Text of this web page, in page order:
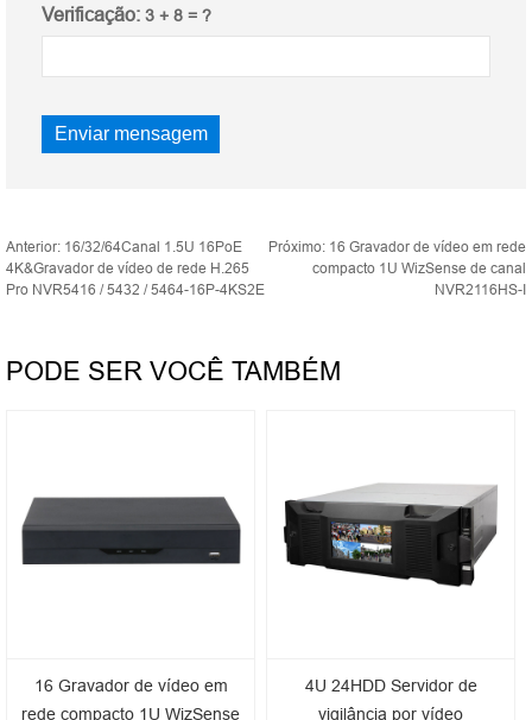
Verificação: 3 + 8 = ?
Anterior: 16/32/64Canal 1.5U 16PoE
4K&Gravador de vídeo de rede H.265
Pro NVR5416 / 5432 / 5464-16P-4KS2E
Próximo: 16 Gravador de vídeo em rede
compacto 1U WizSense de canal
NVR2116HS-I
PODE SER VOCÊ TAMBÉM
16 Gravador de vídeo em
rede compacto 1U WizSense
4U 24HDD Servidor de
vigilância por vídeo